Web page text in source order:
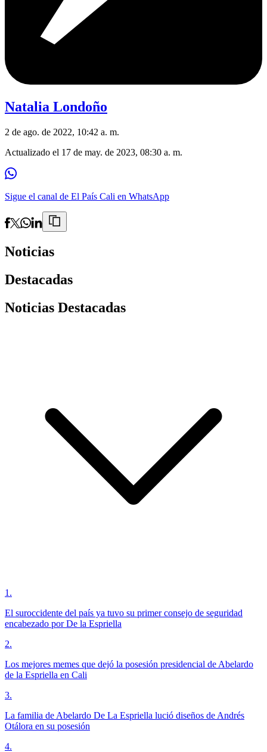
Natalia Londoño
2 de ago. de 2022, 10:42 a. m.
Actualizado el 17 de may. de 2023, 08:30 a. m.
Sigue el canal de El País Cali en WhatsApp
Noticias
Destacadas
Noticias Destacadas
1 .
El suroccidente del país ya tuvo su primer consejo de seguridad
encabezado por De la Espriella
2.
Los mejores memes que dejó la posesión presidencial de Abelardo
de la Espriella en Cali
3.
La familia de Abelardo De La Espriella lució diseños de Andrés
Otálora en su posesión
4.